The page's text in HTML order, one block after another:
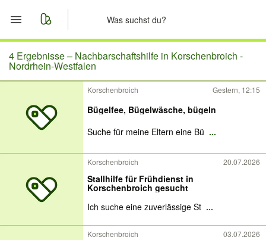
Start
Merkliste
Nachrichten
4 Ergebnisse – Nachbarschaftshilfe in Korschenbroich -
Nordrhein-Westfalen
Korschenbroich Gestern, 12:15
Bügelfee, Bügelwäsche, bügeln
Suche für meine Eltern eine Bü ...
Korschenbroich 20.07.2026
Stallhilfe für Frühdienst in
Korschenbroich gesucht
Ich suche eine zuverlässige St ...
Korschenbroich 03.07.2026